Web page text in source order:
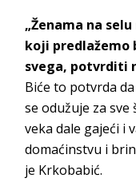
„Ženama na
koji predlažemo
svega, potvrditi
Biće to potvrda
se odužuje za
veka dale gajeći i
domaćinstvu i
je Krkobabić.